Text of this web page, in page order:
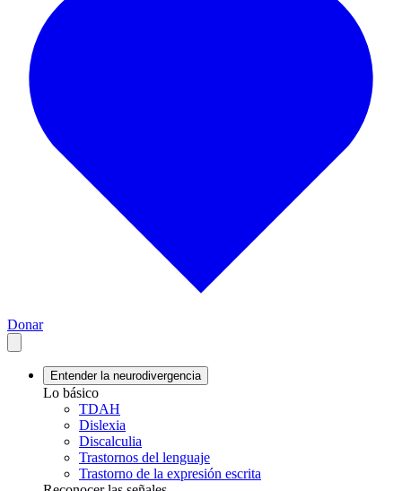
Donar
Entender la neurodivergencia
Lo básico
TDAH
Dislexia
Discalculia
Trastornos del lenguaje
Trastorno de la expresión escrita